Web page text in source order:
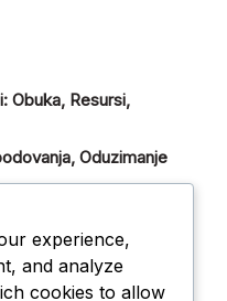
Obuka, Resursi,
Oduzimanje
pozicioniranje,
Komunikacija,
experience,
and analyze
cookies to allow